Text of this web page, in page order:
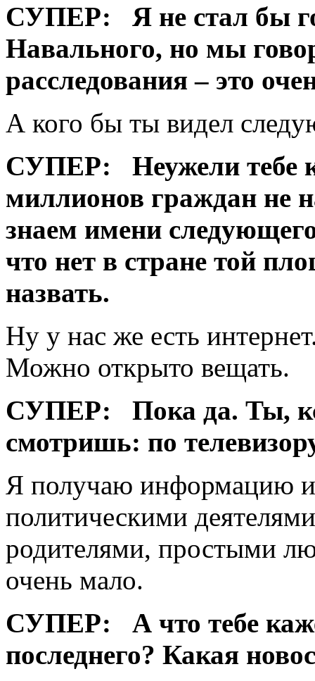
СУПЕР:
Я не стал бы
Навального, но мы
расследования – это
А кого бы ты видел
СУПЕР:
Неужели тебе
миллионов граждан не
знаем имени
что нет в стране той
назвать.
Ну у нас же есть
Можно открыто вещать.
СУПЕР:
Пока да. Ты,
смотришь: по
Я получаю информацию
политическими
родителями, простыми
очень мало.
СУПЕР:
А что тебе
последнего? Какая